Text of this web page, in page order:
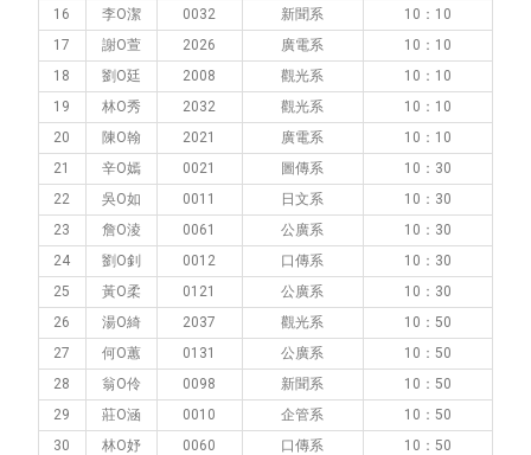
16
李Ο潔 0032 新聞系
10：10
17
謝Ο萱 2026 廣電系
10：10
18
劉Ο廷 2008 觀光系
10：10
19
林Ο秀 2032 觀光系
10：10
20
陳Ο翰 2021 廣電系
10：10
21
辛Ο嫣 0021 圖傳系
10：30
22
吳Ο如 0011 日文系
10：30
23
詹Ο淩 0061 公廣系
10：30
24
劉Ο釗 0012 口傳系
10：30
25
黃Ο柔 0121 公廣系
10：30
26
湯Ο綺 2037 觀光系
10：50
27
何Ο蕙 0131 公廣系
10：50
28
翁Ο伶 0098 新聞系
10：50
29
莊Ο涵 0010 企管系
10：50
30
林Ο妤 0060 口傳系
10：50